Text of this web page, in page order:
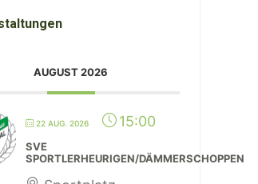
AUGUST 2026
22 AUG. 2026 15:00
SVE
SPORTLERHEURIGEN/DÄMMERSCHOPPEN